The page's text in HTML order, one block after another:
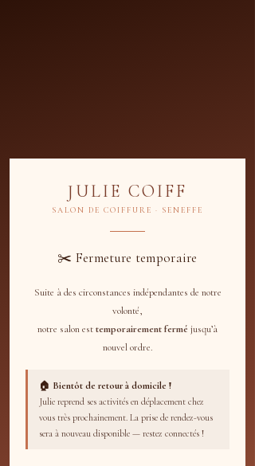
Programmer votre
Consultez nos disponibilités et
réservez la date et l'heure qui vous
conviennent.
JULIE COIFF
SALON DE COIFFURE · SENEFFE
✂️ Fermeture temporaire
Suite à des circonstances indépendantes de notre
volonté,
notre salon esttemporairement fermé jusqu’à
nouvel ordre.
🏠 Bientôt de retour à domicile !
Julie reprend ses activités en déplacement chez
vous très prochainement. La prise de rendez-vous
sera à nouveau disponible — restez connectés !